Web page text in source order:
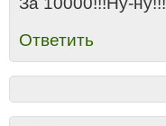
Ответить